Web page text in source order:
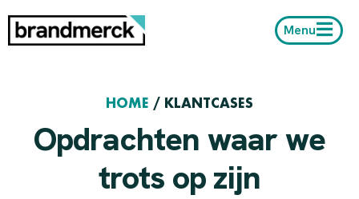
Menu
HOME / KLANTCASES
Opdrachten waar we
trots op zijn